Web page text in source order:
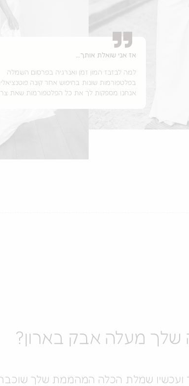
אז אני שואלת אותך…
למה לבזבז המון זמן ואנרגיה בפרסום השמלה
בפלטפורמות שונות בחיפוש אחר קונה
אנחנו מספקות לך את כל הפלטפורמות שאת
מעלה אבק בארון?
ועכשיו שמלת הכלה המהממת שלך שוכבת